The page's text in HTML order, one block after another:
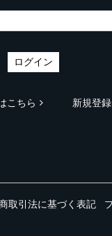
ログイン
こちら 新規登
取引法に基づく表記